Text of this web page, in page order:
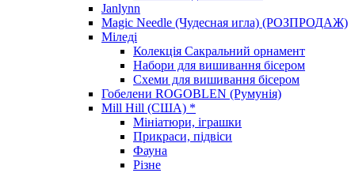
Janlynn
Magic Needle (Чудесная игла) (РОЗПРОДАЖ)
Міледі
Колекція Сакральний орнамент
Набори для вишивання бісером
Схеми для вишивання бісером
Гобелени ROGOBLEN (Румунія)
Mill Hill (США) *
Мініатюри, іграшки
Прикраси, підвіси
Фауна
Різне